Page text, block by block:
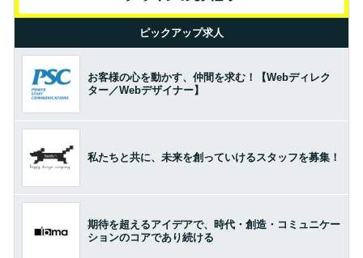
ピックアップ求人
お客様の心を動かす、仲間を求む！【Webディレク
ター／Webデザイナー】
私たちと共に、未来を創っていけるスタッフを募集！
期待を超えるアイデアで、時代・創造・コミュニケー
ションのコアであり続ける